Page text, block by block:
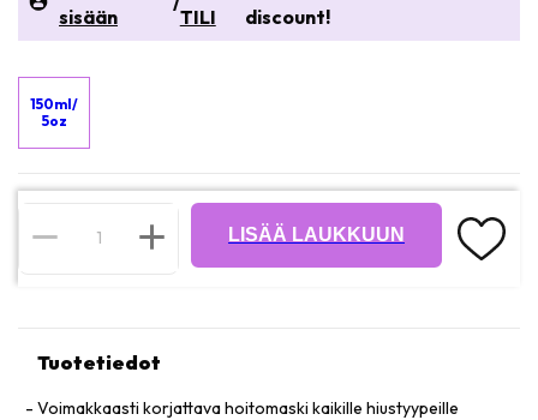
sisään TILI discount!
150ml/
5oz
LISÄÄ LAUKKUUN
Tuotetiedot
Voimakkaasti korjattava hoitomaski kaikille hiustyypeille